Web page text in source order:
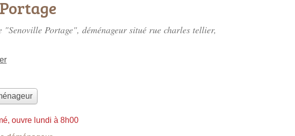
"Senoville Portage", déménageur situé rue charles tellier,
ouvre lundi à 8h00